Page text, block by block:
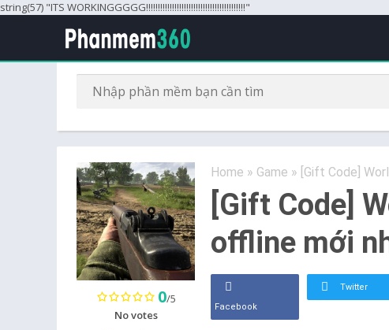
string(57) "ITS WORKINGGGGG!!!!!!!!!!!!!!!!!!!!!!!!!!!!!!!!!!!!!!!!!!"
Home » Game » [Gift Code]
[Gift Code]
offline mới
0/5
No votes
Facebook
Twitter